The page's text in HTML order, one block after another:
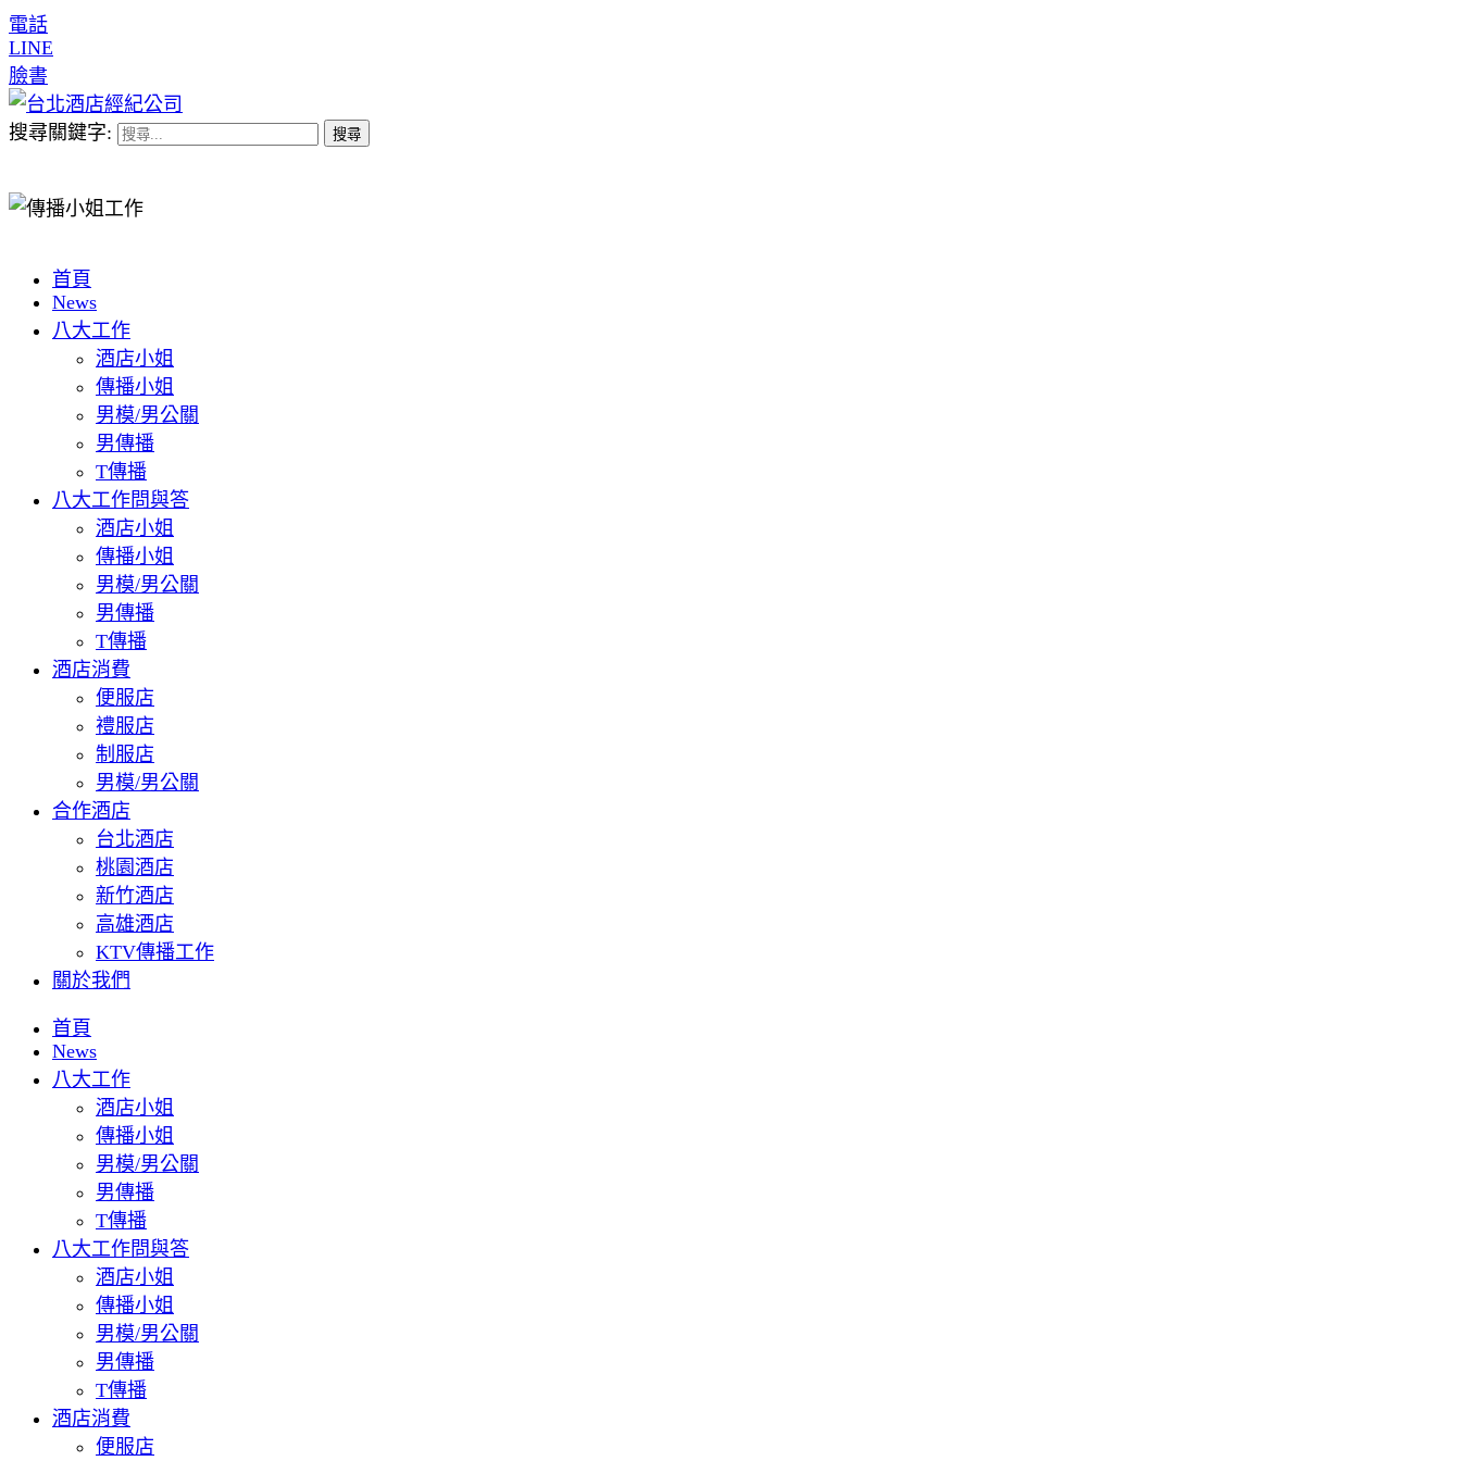
電話
LINE
臉書
搜尋關鍵字:
首頁
News
八大工作
酒店小姐
傳播小姐
男模/男公關
男傳播
T傳播
八大工作問與答
酒店小姐
傳播小姐
男模/男公關
男傳播
T傳播
酒店消費
便服店
禮服店
制服店
男模/男公關
合作酒店
台北酒店
桃園酒店
新竹酒店
高雄酒店
KTV傳播工作
關於我們
首頁
News
八大工作
酒店小姐
傳播小姐
男模/男公關
男傳播
T傳播
八大工作問與答
酒店小姐
傳播小姐
男模/男公關
男傳播
T傳播
酒店消費
便服店